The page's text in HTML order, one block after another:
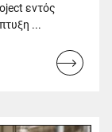
εντός
...
Read